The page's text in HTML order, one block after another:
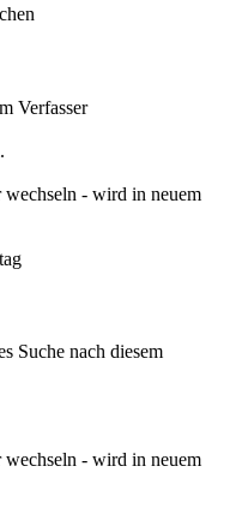
Verfasser
- wird in neuem
Suche nach diesem
- wird in neuem